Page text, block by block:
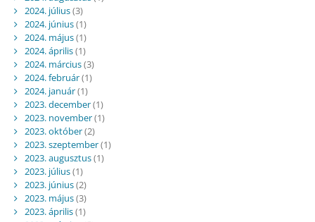
2024. július(3)
2024. június(1)
2024. május(1)
2024. április(1)
2024. március(3)
2024. február(1)
2024. január(1)
2023. december(1)
2023. november(1)
2023. október(2)
2023. szeptember(1)
2023. augusztus(1)
2023. július(1)
2023. június(2)
2023. május(3)
2023. április(1)